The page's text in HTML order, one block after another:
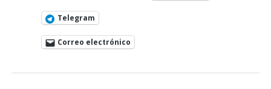
Telegram
Correo electrónico